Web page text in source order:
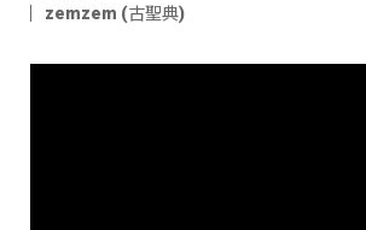
zemzem (古聖典)